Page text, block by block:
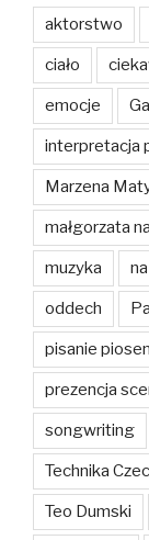
aktorstwo
ciało
emocje
interpretacja
Marzena
małgorzata
muzyka
oddech
pisanie
prezencja
songwriting
Technika
Teo Dumski